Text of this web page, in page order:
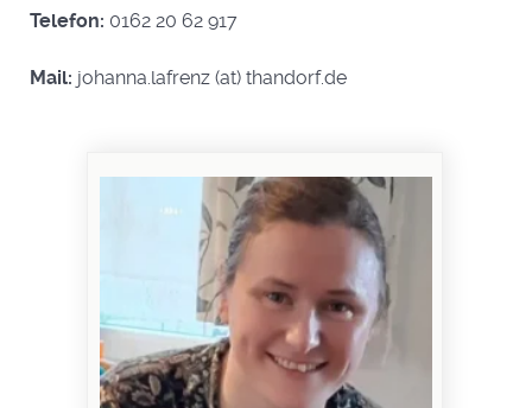
Telefon: 0162 20 62 917
Mail: johanna.lafrenz (at) thandorf.de